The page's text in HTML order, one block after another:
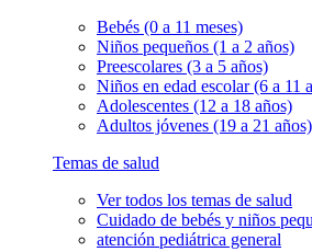
Bebés (0 a 11 meses)
Niños pequeños (1 a 2 años)
Preescolares (3 a 5 años)
Niños en edad escolar (6 a 11
Adolescentes (12 a 18 años)
Adultos jóvenes (19 a 21 años)
Temas de salud
Ver todos los temas de salud
Cuidado de bebés y niños
atención pediátrica general